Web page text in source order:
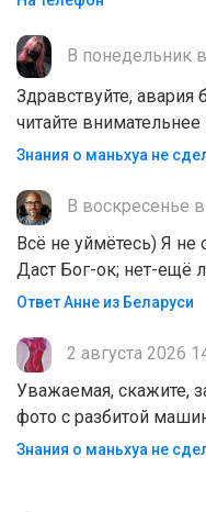
В понедельник
Здравствуйте,
читайте
Знания о маньхуа не
В воскресенье
Всё не уймётесь) Я не
Даст Бог-ок; нет-ещё
Ответ Анне из Беларуси
2 августа 2026
Уважаемая, скажите,
фото с разбитой
Знания о маньхуа не